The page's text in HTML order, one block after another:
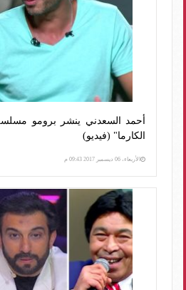
الكارما" (فيديو)
الأربعاء، 06 ديسمبر 2017 09:43 م